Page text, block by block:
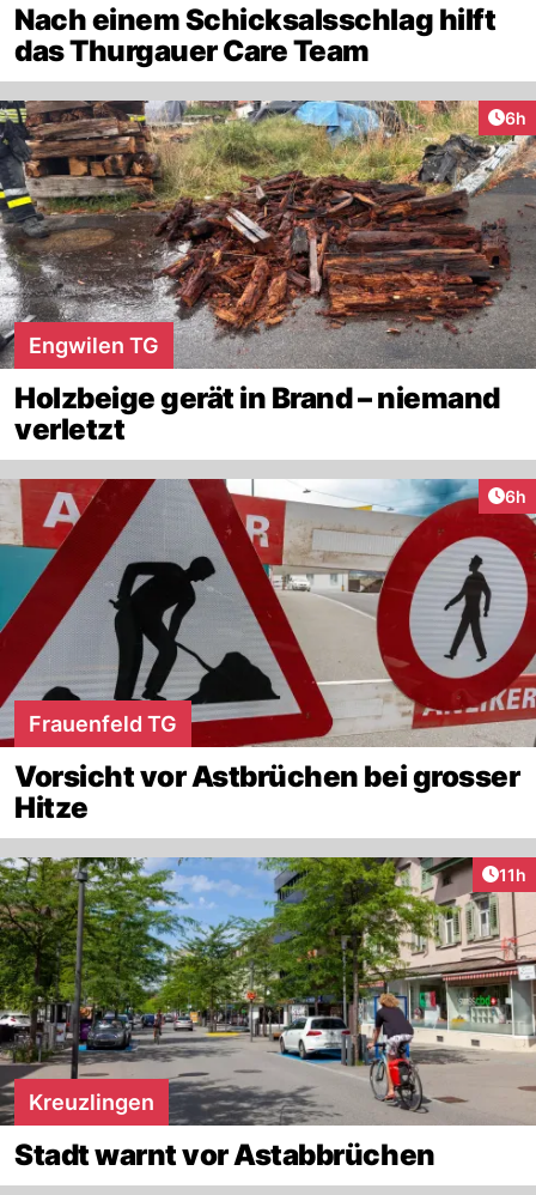
Nach einem Schicksalsschlag hilft
das Thurgauer Care Team
6h
Engwilen TG
Holzbeige gerät in Brand – niemand
verletzt
6h
Frauenfeld TG
Vorsicht vor Astbrüchen bei grosser
Hitze
11h
Kreuzlingen
Stadt warnt vor Astabbrüchen